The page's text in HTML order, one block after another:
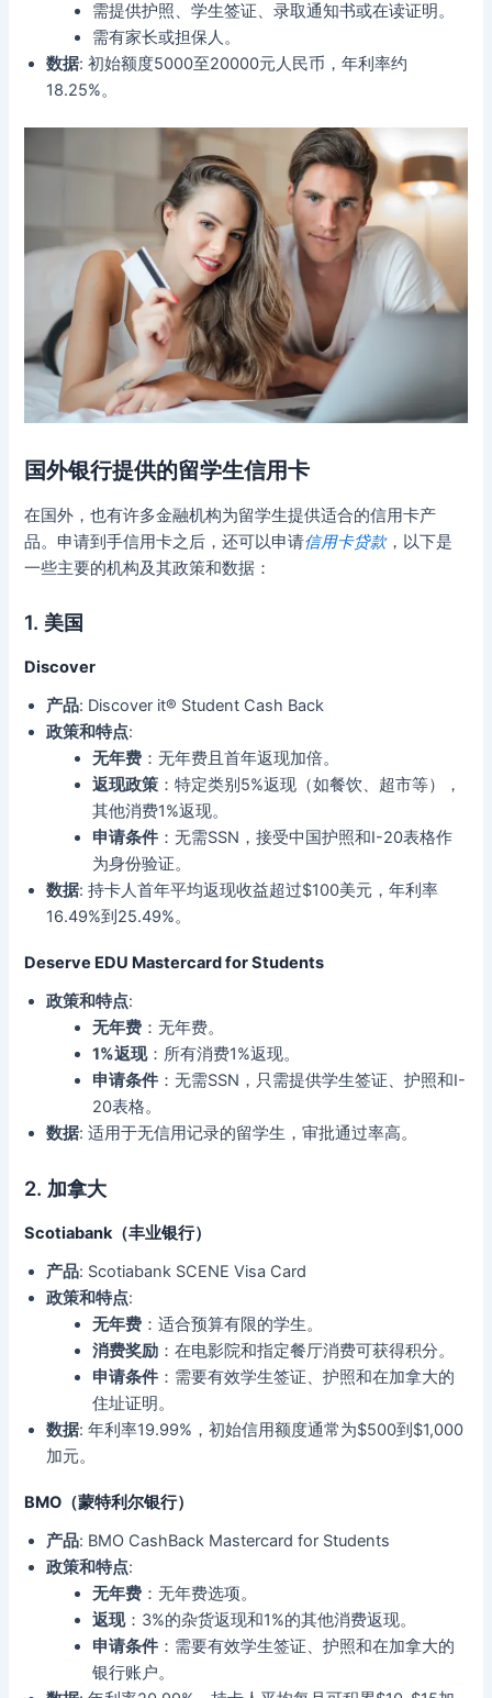
需提供护照、学生签证、录取通知书或在读证明。
需有家长或担保人。
数据: 初始额度5000至20000元人民币，年利率约
18.25%。
国外银行提供的留学生信用卡
在国外，也有许多金融机构为留学生提供适合的信用卡产
品。申请到手信用卡之后，还可以申请信用卡贷款，以下是
一些主要的机构及其政策和数据：
1. 美国
Discover
产品: Discover it® Student Cash Back
政策和特点:
无年费 ：无年费且首年返现加倍。
返现政策 ：特定类别5%返现（如餐饮、超市等），
其他消费1%返现。
申请条件 ：无需SSN，接受中国护照和I-20表格作
为身份验证。
数据: 持卡人首年平均返现收益超过$100美元，年利率
16.49%到25.49%。
Deserve EDU Mastercard for Students
政策和特点:
无年费 ：无年费。
1%返现：所有消费1%返现。
申请条件 ：无需SSN，只需提供学生签证、护照和I-
20表格。
数据: 适用于无信用记录的留学生，审批通过率高。
2. 加拿大
Scotiabank（丰业银行）
产品: Scotiabank SCENE Visa Card
政策和特点:
无年费 ：适合预算有限的学生。
消费奖励 ：在电影院和指定餐厅消费可获得积分。
申请条件 ：需要有效学生签证、护照和在加拿大的
住址证明。
数据: 年利率19.99%，初始信用额度通常为$500到$1,000
加元。
BMO（蒙特利尔银行）
产品: BMO CashBack Mastercard for Students
政策和特点:
无年费 ：无年费选项。
返现：3%的杂货返现和1%的其他消费返现。
申请条件 ：需要有效学生签证、护照和在加拿大的
银行账户。